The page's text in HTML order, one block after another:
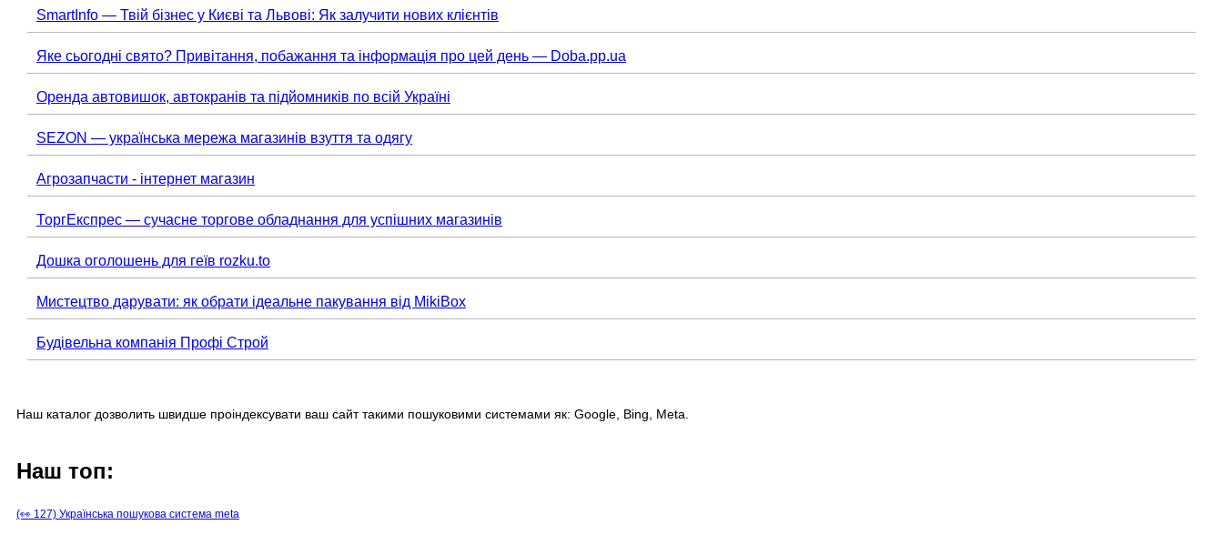
SmartInfo — Твій бізнес у Києві та Львові: Як залучити нових клієнтів
Яке сьогодні свято? Привітання, побажання та інформація про цей день — Doba.pp.ua
Оренда автовишок, автокранів та підйомників по всій Україні
SEZON — українська мережа магазинів взуття та одягу
Агрозапчасти - інтернет магазин
ТоргЕкспрес — сучасне торгове обладнання для успішних магазинів
Дошка оголошень для геїв rozku.to
Мистецтво дарувати: як обрати ідеальне пакування від MikiBox
Будівельна компанія Профі Строй
Наш каталог дозволить швидше проіндексувати ваш сайт такими пошуковими системами як: Google, Bing, Meta.
Наш топ:
(👀 127) Українська пошукова система meta